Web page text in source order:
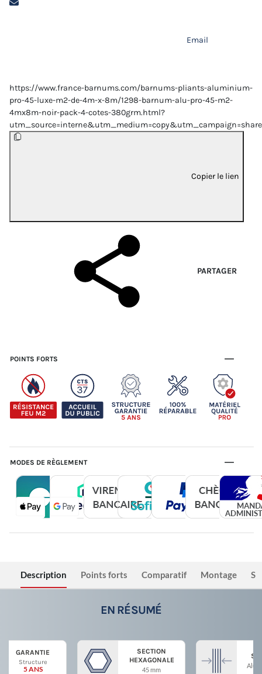
Email
https://www.france-barnums.com/barnums-pliants-aluminium-
pro-45-luxe-m2-de-4m-x-8m/1298-barnum-alu-pro-45-m2-
4mx8m-noir-pack-4-cotes-380grm.html?
Copier le lien
PARTAGER
POINTS FORTS
MODES DE RÈGLEMENT
Description Points forts Comparatif Montage
EN RÉSUMÉ
GARANTIE
Structure
5 ANS
SECTION
HEXAGONALE
45 mm